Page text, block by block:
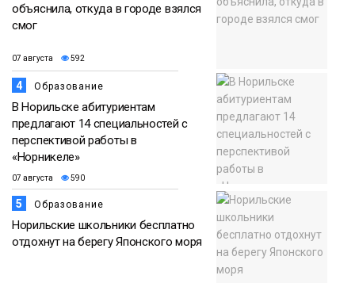
объяснила, откуда в городе взялся
смог
07 августа 592
4 Образование
В Норильске абитуриентам
предлагают 14 специальностей с
перспективой работы в
«Норникеле»
07 августа 590
5 Образование
Норильские школьники бесплатно
отдохнут на берегу Японского моря